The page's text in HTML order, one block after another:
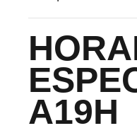
A19H